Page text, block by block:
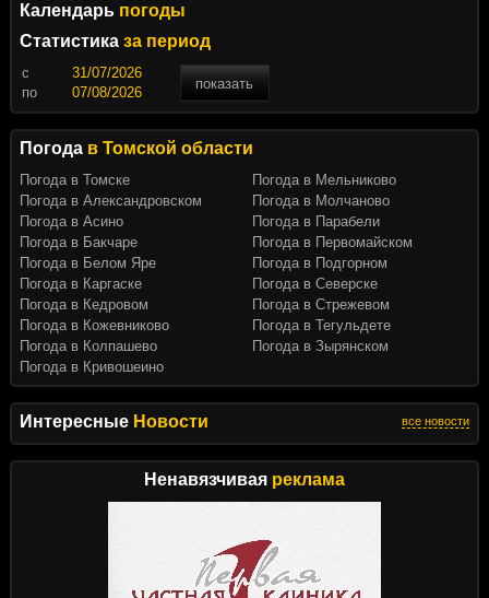
Интересные Новости все новости
Ненавязчивая реклама
Календарь погоды
Статистика за период
c
показать
по
Погода в Томской области
Погода в Томске
Погода в Александровском
Погода в Асино
Погода в Бакчаре
Погода в Белом Яре
Погода в Каргаске
Погода в Кедровом
Погода в Кожевниково
Погода в Колпашево
Погода в Кривошеино
Погода в Мельниково
Погода в Молчаново
Погода в Парабели
Погода в Первомайском
Погода в Подгорном
Погода в Северске
Погода в Стрежевом
Погода в Тегульдете
Погода в Зырянском